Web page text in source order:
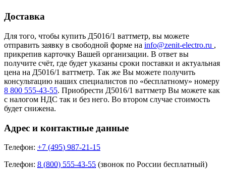
Доставка
Для того, чтобы купить Д5016/1 ваттметр, вы можете
отправить заявку в свободной форме на info@zenit-electro.ru ,
прикрепив карточку Вашей организации. В ответ вы
получите счёт, где будет указаны сроки поставки и актуальная
цена на Д5016/1 ваттметр. Так же Вы можете получить
консультацию наших специалистов по «бесплатному» номеру
8 800 555-43-55. Приобрести Д5016/1 ваттметр Вы можете как
с налогом НДС так и без него. Во втором случае стоимость
будет снижена.
Адрес и контактные данные
Телефон: +7 (495) 987-21-15
Телефон: 8 (800) 555-43-55 (звонок по России бесплатный)